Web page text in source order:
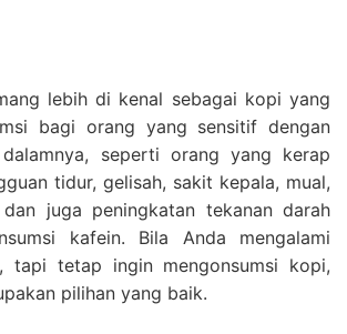
lebih di kenal sebagai kopi yang
bagi orang yang sensitif dengan
seperti orang yang kerap
tidur, gelisah, sakit kepala, mual,
juga peningkatan tekanan darah
kafein. Bila Anda mengalami
tapi tetap ingin mengonsumsi kopi,
pilihan yang baik.